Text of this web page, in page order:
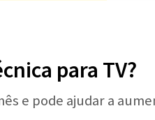
para TV?
e pode ajudar a